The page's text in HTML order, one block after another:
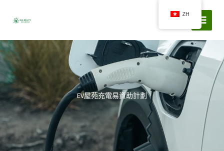
EV屋苑充電易資助計劃
ZH